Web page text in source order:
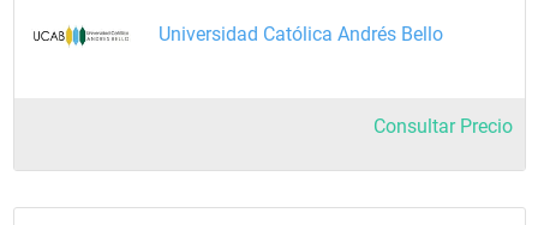
Universidad Católica Andrés Bello
Consultar Precio